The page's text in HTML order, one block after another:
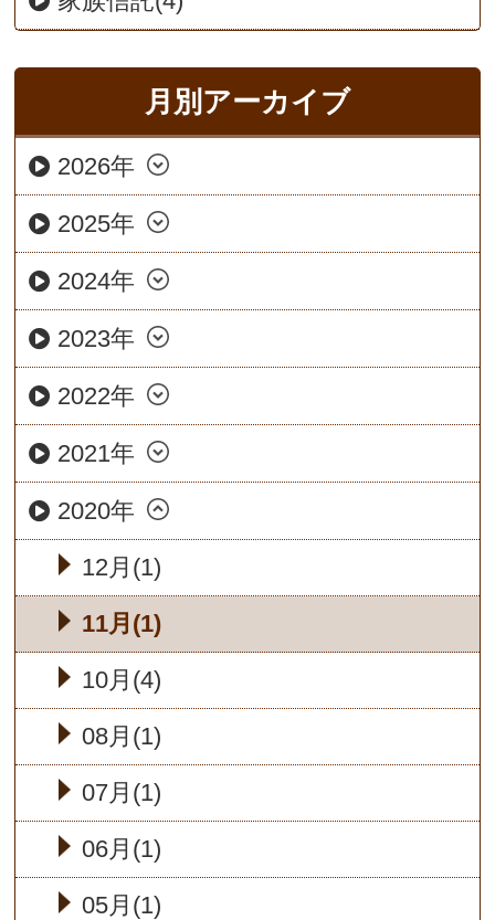
月別アーカイブ
2026年
2025年
2024年
2023年
2022年
2021年
2020年
12月(1)
11月(1)
10月(4)
08月(1)
07月(1)
06月(1)
05月(1)